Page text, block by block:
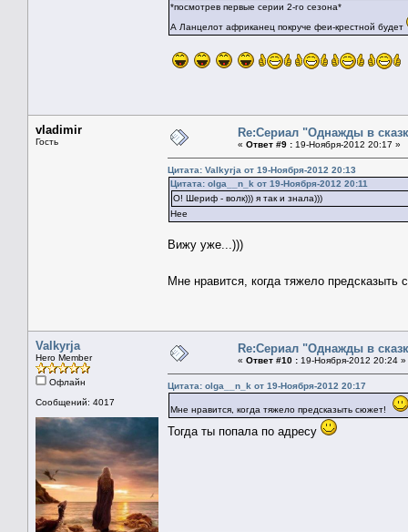
*посмотрев первые серии 2-го сезона*
А Ланцелот африканец покруче феи-крестной будет
vladimir
Гость
Re:Сериал "Однажды в
« Ответ #9 : 19-Ноября-2012 20:17 »
Цитата: Valkyrja от 19-Ноября-2012 20:13
Цитата: оlga__n_k от 19-Ноября-2012 20:11
О! Шериф - волк))) я так и знала)))
Нее
Вижу уже...)))
Мне нравится, когда тяжело
Valkyrja
Hero Member
Офлайн
Сообщений: 4017
Re:Сериал "Однажды в
« Ответ #10 : 19-Ноября-2012 20:24 »
Цитата: оlga__n_k от 19-Ноября-2012 20:17
Мне нравится, когда тяжело предсказыть сюжет!
Тогда ты попала по адресу